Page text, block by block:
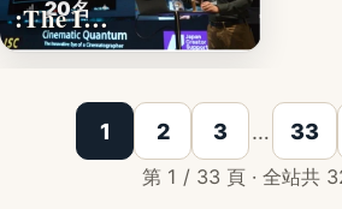
20名
:The I…
1 2 3 … 33
第 1 / 33 頁 · 全站共